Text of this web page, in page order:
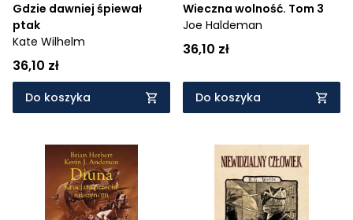
Gdzie dawniej śpiewał
ptak
Kate Wilhelm
36,10 zł
Do koszyka
Wieczna wolność. Tom 3
Joe Haldeman
36,10 zł
Do koszyka